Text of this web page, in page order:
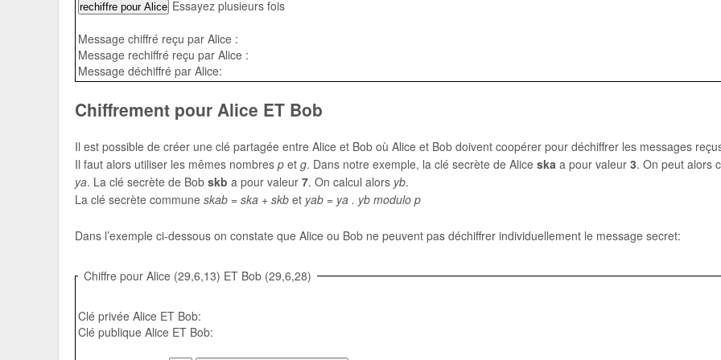
Essayez plusieurs fois
Message chiffré reçu par Alice :
Message rechiffré reçu par Alice :
Message déchiffré par Alice:
Chiffrement pour Alice ET Bob
Il est possible de créer une clé partagée entre Alice et Bob où Alice et Bob doivent coopérer pour déchiffrer les messages
Il faut alors utiliser les mêmes nombresp etg. Dans notre exemple, la clé secrète de Aliceska a pour valeur3. On peut alors
ya. La clé secrète de Bobskb a pour valeur7. On calcul alors yb.
La clé secrète communeskab = ska + skb et yab = ya . yb modulo p
Dans l’exemple ci-dessous on constate que Alice ou Bob ne peuvent pas déchiffrer individuellement le message secret:
Chiffre pour Alice (29,6,13) ET Bob (29,6,28)
Clé privée Alice ET Bob:
Clé publique Alice ET Bob: